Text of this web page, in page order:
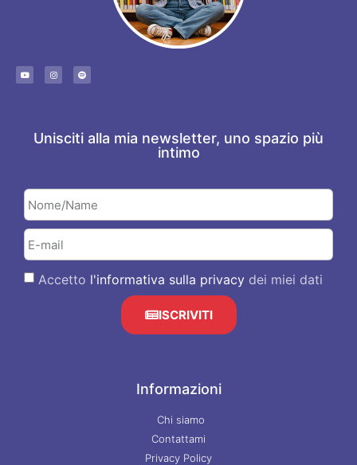
Unisciti alla mia newsletter, uno spazio più
intimo
Accetto l'informativa sulla privacy dei miei dati
ISCRIVITI
Informazioni
Chi siamo
Contattami
Privacy Policy